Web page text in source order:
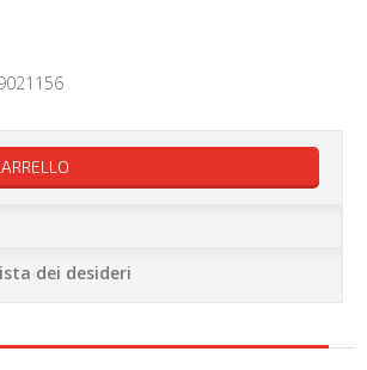
dei desideri